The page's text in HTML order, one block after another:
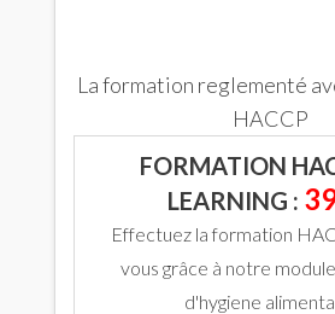
La formation reglementé
HACCP
FORMATION
LEARNING :
Effectuez la formation
vous grâce à notre
d'hygiene